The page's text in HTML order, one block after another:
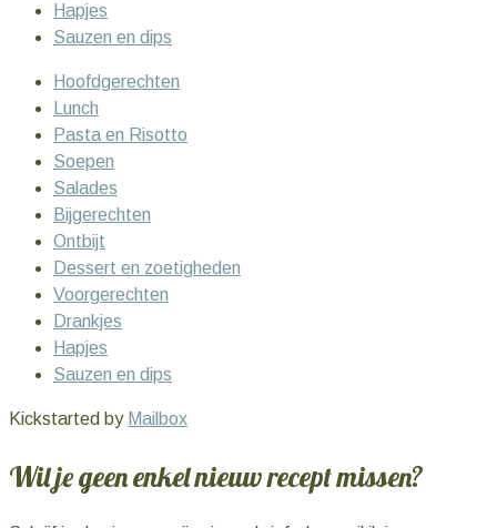
Hapjes
Sauzen en dips
Hoofdgerechten
Lunch
Pasta en Risotto
Soepen
Salades
Bijgerechten
Ontbijt
Dessert en zoetigheden
Voorgerechten
Drankjes
Hapjes
Sauzen en dips
Kickstarted by Mailbox
Wil je geen enkel nieuw recept missen?